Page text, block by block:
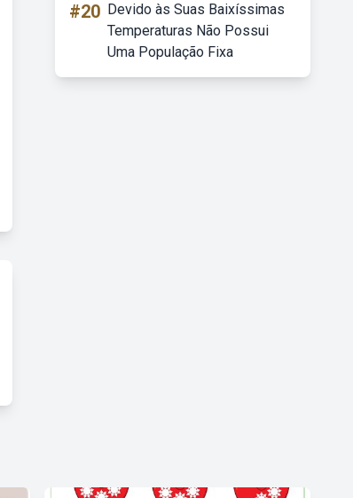
#20 Devido às Suas Baixíssimas
Temperaturas Não Possui
Uma População Fixa